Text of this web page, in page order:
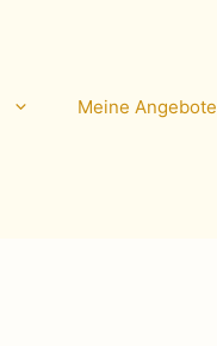
Meine Angebote